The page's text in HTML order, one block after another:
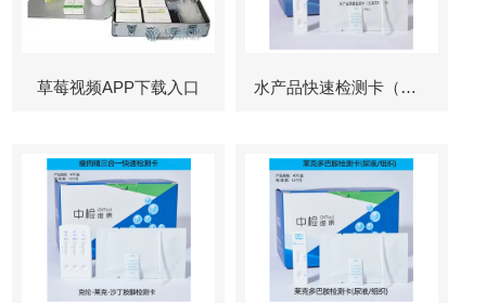
草莓视频APP下载入口 水产品快速检测卡（孔雀石绿检测）